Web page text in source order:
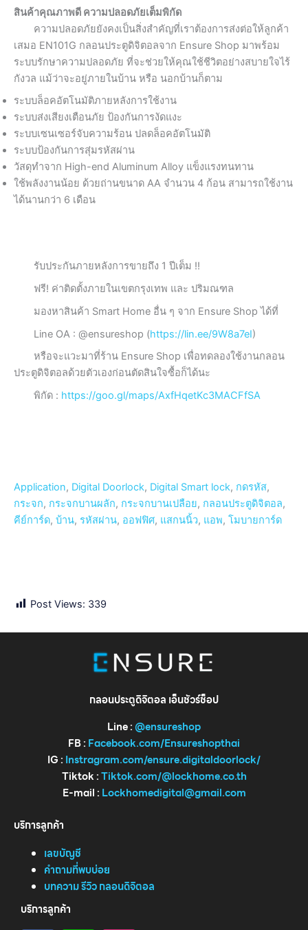
สินค้าคุณภาพดี ความปลอดภัยเต็มพิกัด
ความปลอดภัยยังคงเป็นสิ่งสำคัญที่เราต้องการส่งต่อให้ลูกค้า
เสมอ EN101G กลอนประตูดิจิตอลจาก Ensure Shop มาพร้อม
ระบบรักษาความปลอดภัย ที่จะช่วยให้คุณใช้ชีวิตอย่างสบายใจไร้
กังวล แม้ว่าจะอยู่ภายในบ้าน หรือ นอกบ้านก็ตาม
ระบบล็อคอัตโนมัติภายหลังการใช้งาน
ระบบส่งเสียงเตือนภัย ป้องกันการงัดแงะ
ระบบเซนเซอร์จับความร้อน ปลดล็อคอัตโนมัติ
ระบบป้องกันการสุ่มรหัสผ่าน
วัสดุทำจาก High-end Aluminum Alloy แข็งแรงทนทาน
ใช้พลังงานน้อย ด้วยถ่านขนาด AA จำนวน 4 ก้อน สามารถใช้งาน
ได้นานกว่า 6 เดือน
รับประกันภายหลังการขายถึง 1 ปีเต็ม !!
ฟรี! ค่าติดตั้งภายในเขตกรุงเทพ และ ปริมณฑล
มองหาสินค้า Smart Home อื่น ๆ จาก Ensure Shop ได้ที่
Line OA : @ensureshop (https://lin.ee/9W8a7eI)
หรือจะแวะมาที่ร้าน Ensure Shop เพื่อทดลองใช้งานกลอน
ประตูดิจิตอลด้วยตัวเองก่อนตัดสินใจซื้อก็ได้นะ
พิกัด : https://goo.gl/maps/AxfHqetKc3MACFfSA
Application, Digital Doorlock, Digital Smart lock, กดรหัส
กระจก, กระจกบานผลัก, กระจกบานเปลือย, กลอนประตูดิจิตอล
คีย์การ์ด, บ้าน, รหัสผ่าน, ออฟฟิศ, แสกนนิ้ว, แอพ, โมบายการ์ด
Post Views: 339
กลอนประตูดิจิตอล เอ็นชัวร์ช็อป
Line :@ensureshop
FB : Facebook.com/Ensureshopthai
IG : Instragram.com/ensure.digitaldoorlock/
Tiktok :Tiktok.com/@lockhome.co.th
E-mail : Lockhomedigital@gmail.com
บริการลูกค้า
เลขบัญชี
คำถามที่พบบ่อย
บทความ รีวิว กลอนดิจิตอล
บริการลูกค้า